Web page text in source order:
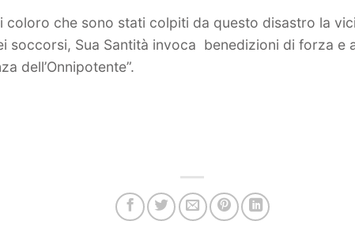
coloro che sono stati colpiti da questo disastro la
soccorsi, Sua Santità invoca benedizioni di forza e
dell’Onnipotente”.